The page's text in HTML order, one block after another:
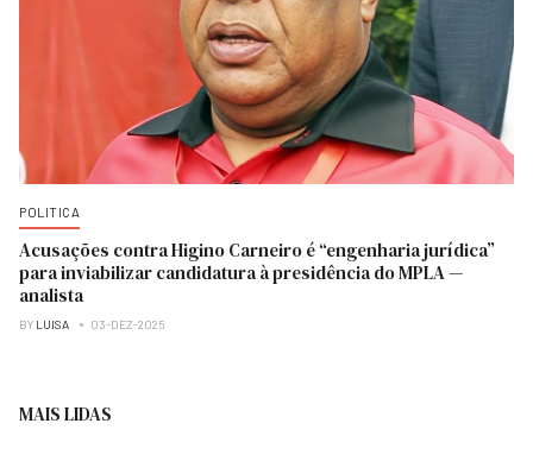
POLITICA
Acusações contra Higino Carneiro é “engenharia jurídica”
para inviabilizar candidatura à presidência do MPLA —
analista
BY LUISA 03-DEZ-2025
MAIS LIDAS